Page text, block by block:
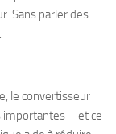
Sans parler des
le convertisseur
importantes – et ce